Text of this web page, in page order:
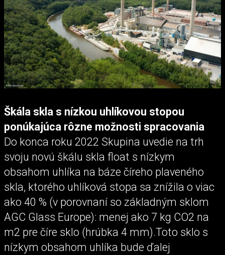
Škála skla s nízkou uhlíkovou stopou
ponúkajúca rôzne možnosti spracovania
Do konca roku 2022 Skupina uvedie na trh
svoju novú škálu skla float s nízkym
obsahom uhlíka na báze číreho plaveného
skla, ktorého uhlíková stopa sa znížila o viac
ako 40 % (v porovnaní so základným sklom
AGC Glass Europe): menej ako 7 kg CO2 na
m2 pre číre sklo (hrúbka 4 mm).Toto sklo s
nízkym obsahom uhlíka bude ďalej